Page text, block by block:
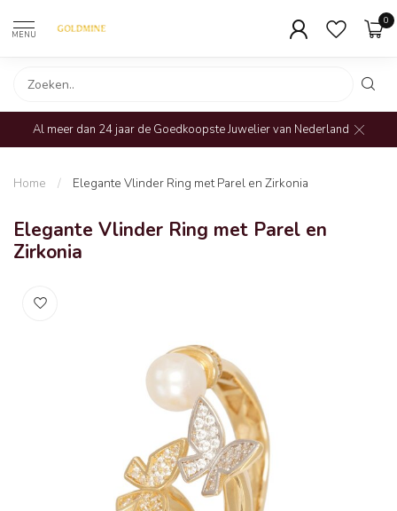
MENU
0
Al meer dan 24 jaar de Goedkoopste Juwelier van Nederland
Home / Elegante Vlinder Ring met Parel en Zirkonia
Elegante Vlinder Ring met Parel en
Zirkonia